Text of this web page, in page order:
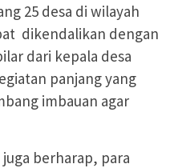
25 desa di wilayah
dikendalikan dengan
dari kepala desa
panjang yang
imbauan agar
berharap, para